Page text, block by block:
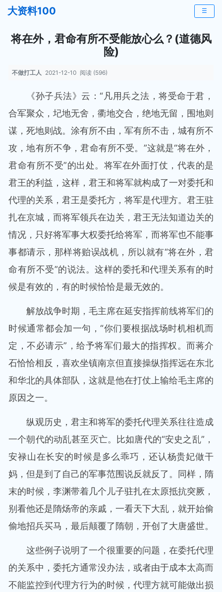
大资料100 ☰
将在外，君命有所不受能放心么？(道德风
险)
不做打工人 2021-12-10 阅读 (596)
《孙子兵法》云：“凡用兵之法，将受命于君，
合军聚众，圮地无舍，衢地交合，绝地无留，围地则
谋，死地则战。涂有所不由，军有所不击，城有所不
攻，地有所不争，君命有所不受。”这就是“将在外，
君命有所不受”的出处。将军在外面打仗，代表的是
君王的利益，这样，君王和将军就构成了一对委托和
代理的关系，君王是委托方，将军是代理方。君王驻
扎在京城，而将军领兵在边关，君王无法知道边关的
情况，只好将军事大权委托给将军，而将军也不能事
事都请示，那样将贻误战机，所以就有“将在外，君
命有所不受”的说法。这样的委托和代理关系有的时
候是有效的，有的时候恰恰是最无效的。
解放战争时期，毛主席在延安指挥前线将军们的
时候通常都会加一句，“你们要根据战场时机相机而
定，不必请示”，给予将军们最大的指挥权。而蒋介
石恰恰相反，喜欢坐镇南京但直接操纵指挥远在东北
和华北的具体部队，这就是他在打仗上输给毛主席的
原因之一。
纵观历史，君主和将军的委托代理关系往往造成
一个朝代的动乱甚至灭亡。比如唐代的“安史之乱”，
安禄山在长安的时候是多么乖巧，还认杨贵妃做干
妈，但是到了自己的军事范围说反就反了。同样，隋
末的时候，李渊带着几个儿子驻扎在太原抵抗突厥，
别看他还是隋炀帝的亲戚，一看天下大乱，就开始偷
偷地招兵买马，最后颠覆了隋朝，开创了大唐盛世。
这些例子说明了一个很重要的问题，在委托代理
的关系中，委托方通常没办法，或者由于成本太高而
不能监控到代理方行为的时候，代理方就可能做出损